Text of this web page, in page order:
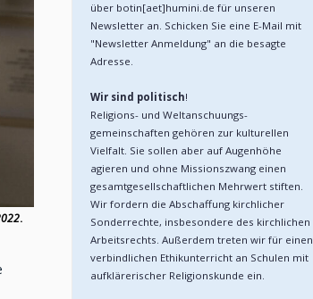
.
über botin[aet]humini.de für unseren
Newsletter an. Schicken Sie eine E-Mail mit
"Newsletter Anmeldung" an die besagte
Adresse.
Wir sind politisch!
Religions- und Weltanschuungs-
gemeinschaften gehören zur kulturellen
Vielfalt. Sie sollen aber auf Augenhöhe
agieren und ohne Missionszwang einen
gesamtgesellschaftlichen Mehrwert stiften.
Wir fordern die Abschaffung kirchlicher
Sonderrechte, insbesondere des kirchlichen
Arbeitsrechts. Außerdem treten wir für einen
verbindlichen Ethikunterricht an Schulen mit
aufklärerischer Religionskunde ein.